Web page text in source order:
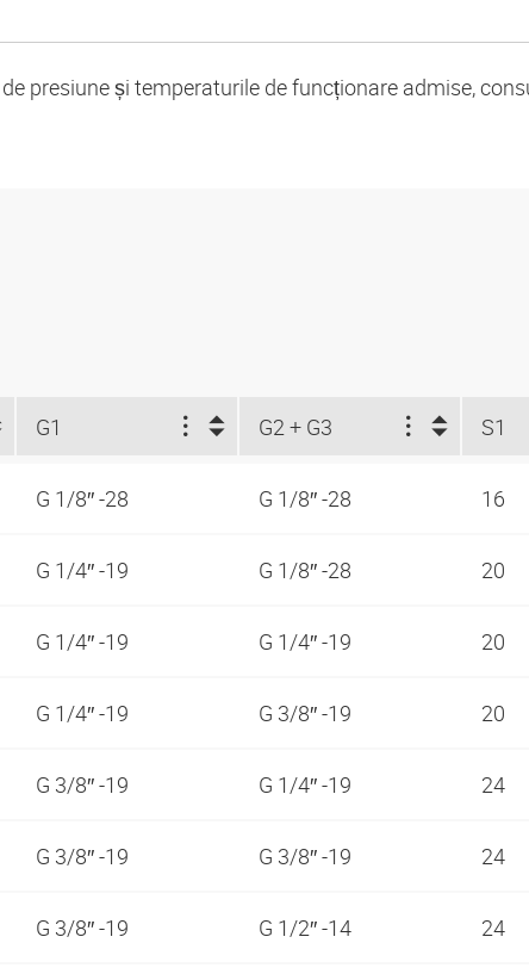
presiune și temperaturile de funcționare admise,
G1 G2 + G3 S1
G 1/8″ -28 G 1/8″ -28 16
G 1/4″ -19 G 1/8″ -28 20
G 1/4″ -19 G 1/4″ -19 20
G 1/4″ -19 G 3/8″ -19 20
G 3/8″ -19 G 1/4″ -19 24
G 3/8″ -19 G 3/8″ -19 24
G 3/8″ -19 G 1/2″ -14 24